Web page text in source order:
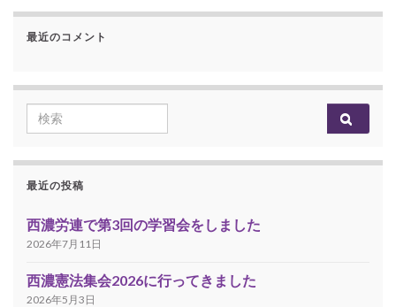
最近のコメント
Search for:
最近の投稿
西濃労連で第3回の学習会をしました
2026年7月11日
西濃憲法集会2026に行ってきました
2026年5月3日